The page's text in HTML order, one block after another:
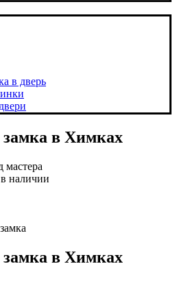
в дверь
в Химках
мастера
наличии
в Химках